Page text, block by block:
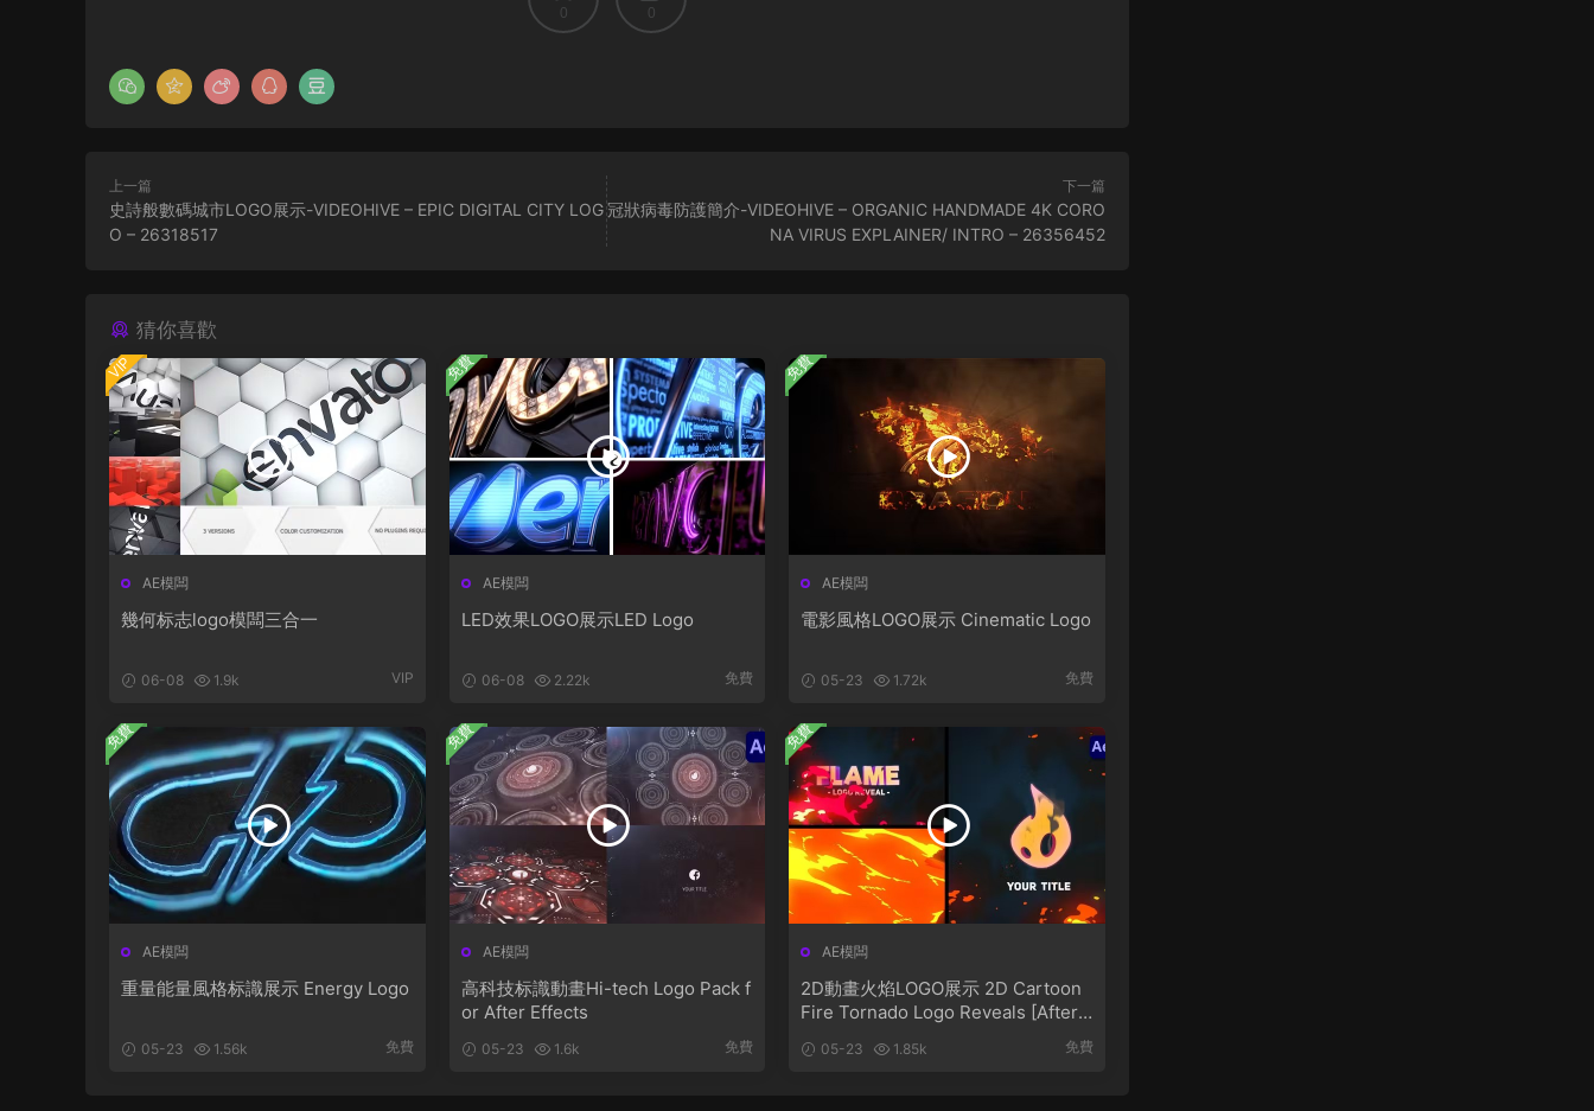
0 0
上一篇
史詩般數碼城市LOGO展示-VIDEOHIVE – EPIC DIGITAL CITY LOG
O – 26318517
下一篇
冠狀病毒防護簡介-VIDEOHIVE – ORGANIC HANDMADE 4K CORO
NA VIRUS EXPLAINER/ INTRO – 26356452
猜你喜歡
AE模闆
幾何标志logo模闆三合一
06-08 1.9k VIP
VIP
AE模闆
LED效果LOGO展示LED Logo
06-08 2.22k 免費
免費
AE模闆
電影風格LOGO展示 Cinematic Logo
05-23 1.72k 免費
免費
AE模闆
重量能量風格标識展示 Energy Logo
05-23 1.56k 免費
免費
AE模闆
高科技标識動畫Hi-tech Logo Pack f
or After Effects
05-23 1.6k 免費
免費
AE模闆
2D動畫火焰LOGO展示 2D Cartoon
Fire Tornado Logo Reveals [After
05-23 1.85k 免費
免費